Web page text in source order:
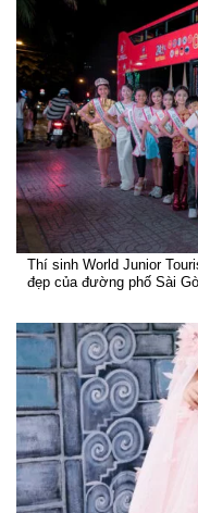
Thí sinh World Junior
đẹp của đường phố Sài